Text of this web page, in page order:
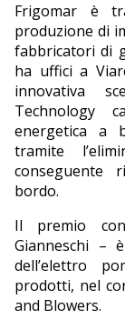
Frigomar è
produzione di
fabbricatori di
ha uffici a
innovativa
Technology
energetica a
tramite
conseguente
bordo.
Il premio
Gianneschi –
dell’elettro
prodotti, nel
and Blowers.